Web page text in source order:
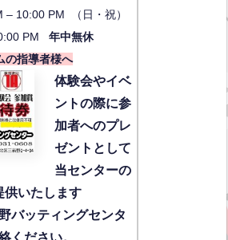
– 10:00 PM （日・祝）
PM 年中無休
の指導者様へ
体験会やイベ
ントの際に参
加者へのプレ
ゼントとして
当センターの
供いたします
バッティングセンタ
ください。